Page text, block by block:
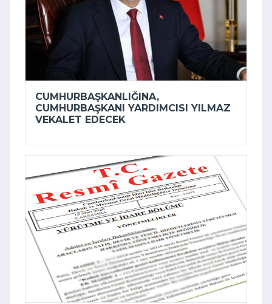
CUMHURBAŞKANLIĞINA,
CUMHURBAŞKANI YARDIMCISI YILMAZ
VEKALET EDECEK